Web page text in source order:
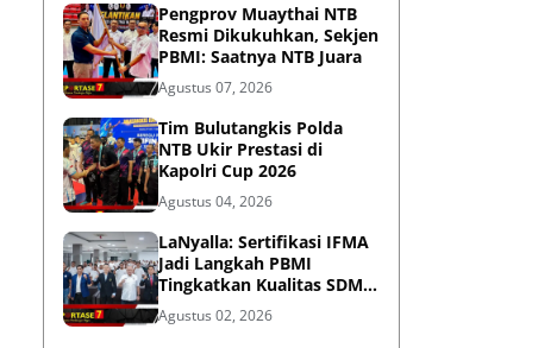
Pengprov Muaythai NTB
Resmi Dikukuhkan, Sekjen
PBMI: Saatnya NTB Juara
Agustus 07, 2026
Tim Bulutangkis Polda
NTB Ukir Prestasi di
Kapolri Cup 2026
Agustus 04, 2026
LaNyalla: Sertifikasi IFMA
Jadi Langkah PBMI
Tingkatkan Kualitas SDM
Muaythai
Agustus 02, 2026